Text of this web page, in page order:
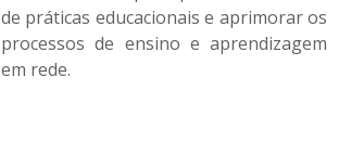
de práticas educacionais e aprimorar os
processos de ensino e aprendizagem
em rede.